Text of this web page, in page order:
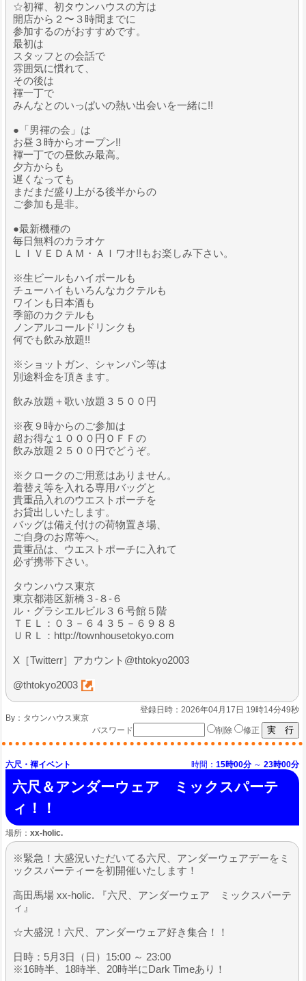
☆初褌、初タウンハウスの方は
開店から２〜３時間までに
参加するのがおすすめです。
最初は
スタッフとの会話で
雰囲気に慣れて、
その後は
褌一丁で
みんなとのいっぱいの熱い出会いを一緒に!!
●「男褌の会」は
お昼３時からオープン!!
褌一丁での昼飲み最高。
夕方からも
遅くなっても
まだまだ盛り上がる後半からの
ご参加も是非。
●最新機種の
毎日無料のカラオケ
ＬＩＶＥＤＡＭ・ＡＩワオ!!もお楽しみ下さい。
※生ビールもハイボールも
チューハイもいろんなカクテルも
ワインも日本酒も
季節のカクテルも
ノンアルコールドリンクも
何でも飲み放題!!
※ショットガン、シャンパン等は
別途料金を頂きます。
飲み放題＋歌い放題３５００円
※夜９時からのご参加は
超お得な１０００円ＯＦＦの
飲み放題２５００円でどうぞ。
※クロークのご用意はありません。
着替え等を入れる専用バッグと
貴重品入れのウエストポーチを
お貸出しいたします。
バッグは備え付けの荷物置き場、
ご自身のお席等へ。
貴重品は、ウエストポーチに入れて
必ず携帯下さい。
タウンハウス東京
東京都港区新橋３-８-６
ル・グラシエルビル３６号館５階
ＴＥＬ：０３－６４３５－６９８８
ＵＲＬ：http://townhousetokyo.com
X［Twitterr］アカウント@thtokyo2003
@thtokyo2003
登録日時：2026年04月17日 19時14分49秒
By： タウンハウス東京
パスワード
削除 修正
六尺・褌イベント 時間： 15時00分 ～ 23時00分
六尺＆アンダーウェア ミックスパーテ
ィ！！
場所： xx-holic.
※緊急！大盛況いただいてる六尺、アンダーウェアデーをミ
ックスパーティーを初開催いたします！
高田馬場 xx-holic. 『六尺、アンダーウェア ミックスパーテ
ィ』
☆大盛況！六尺、アンダーウェア好き集合！！
日時：5月3日（日）15:00 ～ 23:00
※16時半、18時半、20時半にDark Timeあり！